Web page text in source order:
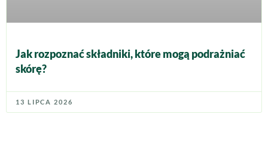
Jak rozpoznać składniki, które mogą podrażniać
skórę?
13 LIPCA 2026